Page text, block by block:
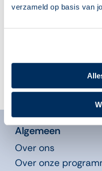
verzameld op basis van
05 augustus 2026
Algemeen
Over ons
Over onze